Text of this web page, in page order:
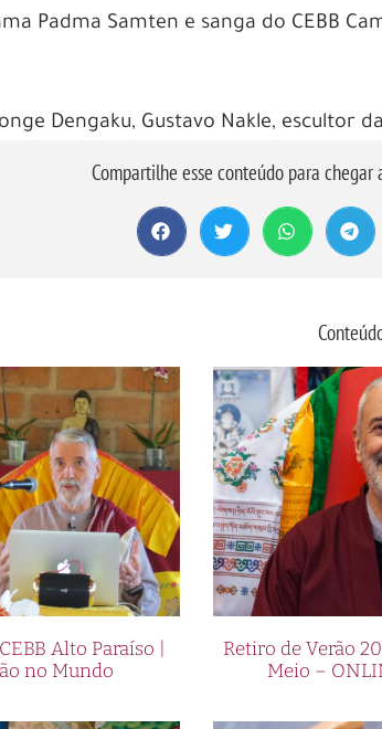
Padma Samten e sanga do CEBB
Dengaku, Gustavo Nakle, escultor
Compartilhe esse conteúdo para chegar
Alto Paraíso |
no Mundo
Retiro de Verão
Meio –